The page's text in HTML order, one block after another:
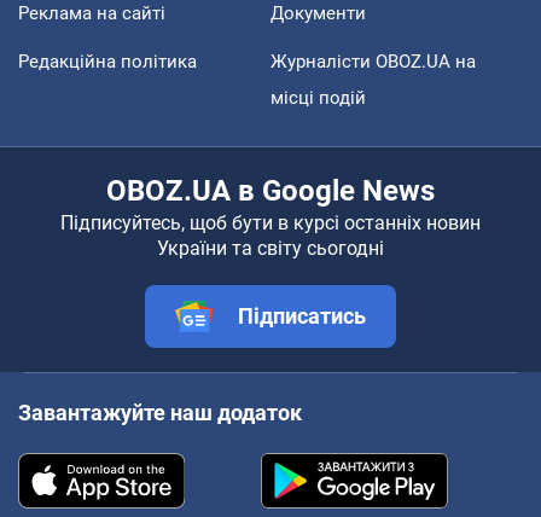
Реклама на сайті Документи
Редакційна політика
Журналісти OBOZ.UA на
місці подій
OBOZ.UA в Google News
Підписуйтесь, щоб бути в курсі останніх новин
України та світу сьогодні
Підписатись
Завантажуйте наш додаток